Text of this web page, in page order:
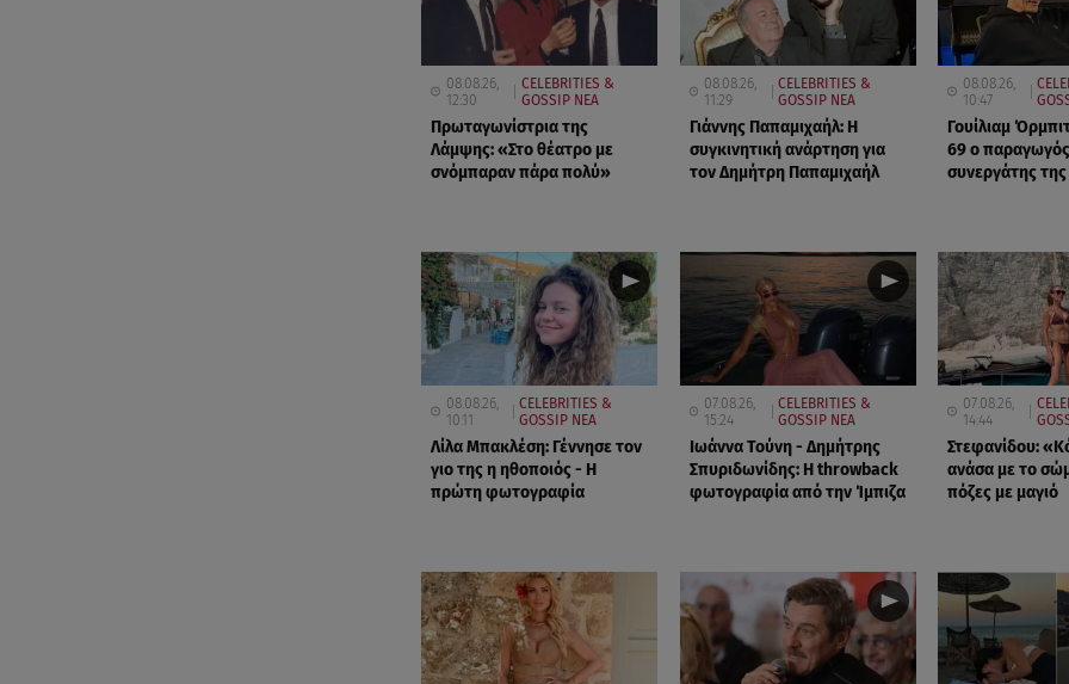
08.08.26,
12:30
CELEBRITIES &
GOSSIP ΝΕΑ
Πρωταγωνίστρια της
Λάμψης: «Στο θέατρο με
σνόμπαραν πάρα πολύ»
08.08.26,
11:29
CELEBRITIES &
GOSSIP ΝΕΑ
Γιάννης Παπαμιχαήλ: Η
συγκινητική ανάρτηση για
τον Δημήτρη Παπαμιχαήλ
08.08.26,
10:47
Γουίλιαμ
69 ο
συνεργάτης
08.08.26,
10:11
CELEBRITIES &
GOSSIP ΝΕΑ
Λίλα Μπακλέση: Γέννησε τον
γιο της η ηθοποιός - Η
πρώτη φωτογραφία
07.08.26,
15:24
CELEBRITIES &
GOSSIP ΝΕΑ
Ιωάννα Τούνη - Δημήτρης
Σπυριδωνίδης: Η throwback
φωτογραφία από την Ίμπιζα
07.08.26,
14:44
Στεφανίδου:
ανάσα με το
πόζες με μαγιό